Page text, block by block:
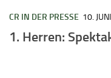
CR IN DER PRESSE 10.
1. Herren: